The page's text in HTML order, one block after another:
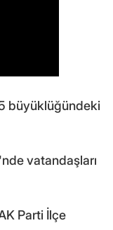
büyüklüğündeki
vatandaşları
Parti İlçe